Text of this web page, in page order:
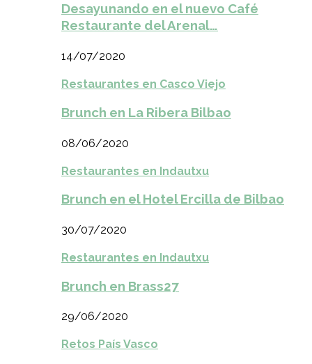
Desayunando en el nuevo Café
Restaurante del Arenal…
14/07/2020
Restaurantes en Casco Viejo
Brunch en La Ribera Bilbao
08/06/2020
Restaurantes en Indautxu
Brunch en el Hotel Ercilla de Bilbao
30/07/2020
Restaurantes en Indautxu
Brunch en Brass27
29/06/2020
Retos País Vasco